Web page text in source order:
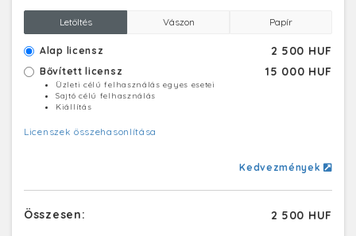
Letöltés Vászon Papír
Alap licensz 2 500 HUF
Bővített licensz 15 000 HUF
Üzleti célú felhasználás egyes esetei
Sajtó célú felhasználás
Kiállítás
Licenszek összehasonlítása
Kedvezmények
Összesen: 2 500 HUF